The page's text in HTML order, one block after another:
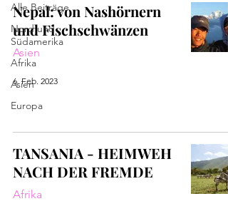
Alle Beiträge
Nord und
Südamerika
Afrika
Asien
Europa
Nepal: von Nashörnern
und Fischschwänzen
Asien
6. Feb. 2023
TANSANIA - HEIMWEH
NACH DER FREMDE
Afrika